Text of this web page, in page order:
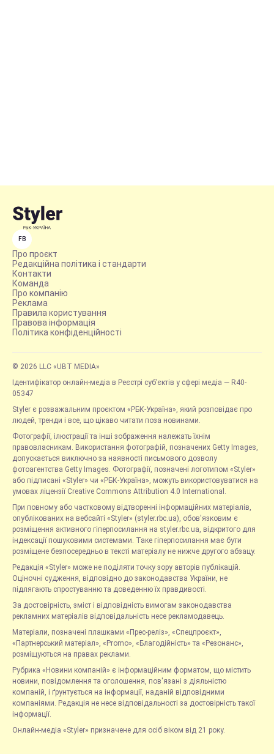
FB
Про проєкт
Редакційна політика і стандарти
Контакти
Команда
Про компанію
Реклама
Правила користування
Правова інформація
Політика конфіденційності
© 2026 LLC «UBT MEDIA»
Ідентифікатор онлайн-медіа в Реєстрі суб’єктів у сфері медіа — R40-
05347
Styler є розважальним проєктом «РБК-Україна», який розповідає про
людей, тренди і все, що цікаво читати поза новинами.
Фотографії, ілюстрації та інші зображення належать їхнім
правовласникам. Використання фотографій, позначених Getty Images,
допускається виключно за наявності письмового дозволу
фотоагентства Getty Images. Фотографії, позначені логотипом «Styler»
або підписані «Styler» чи «РБК-Україна», можуть використовуватися на
умовах ліцензії Creative Commons Attribution 4.0 International.
При повному або частковому відтворенні інформаційних матеріалів,
опублікованих на вебсайті «Styler» (styler.rbc.ua), обов'язковим є
розміщення активного гіперпосилання на styler.rbc.ua, відкритого для
індексації пошуковими системами. Таке гіперпосилання має бути
розміщене безпосередньо в тексті матеріалу не нижче другого абзацу.
Редакція «Styler» може не поділяти точку зору авторів публікацій.
Оціночні судження, відповідно до законодавства України, не
підлягають спростуванню та доведенню їх правдивості.
За достовірність, зміст і відповідність вимогам законодавства
рекламних матеріалів відповідальність несе рекламодавець.
Матеріали, позначені плашками «Прес-реліз», «Спецпроєкт»,
«Партнерський матеріал», «Promo», «Благодійність» та «Резонанс»,
розміщуються на правах реклами.
Рубрика «Новини компаній» є інформаційним форматом, що містить
новини, повідомлення та оголошення, пов'язані з діяльністю
компаній, і ґрунтується на інформації, наданій відповідними
компаніями. Редакція не несе відповідальності за достовірність такої
інформації.
Онлайн-медіа «Styler» призначене для осіб віком від 21 року.